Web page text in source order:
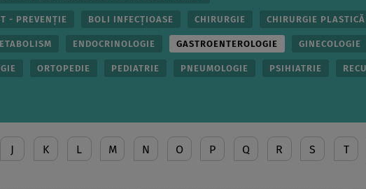
- PREVENȚIE BOLI INFECȚIOASE CHIRURGIE CHIRURGIE PLASTICĂ
ENDOCRINOLOGIE GASTROENTEROLOGIE GINECOLOGIE
ORTOPEDIE PEDIATRIE PNEUMOLOGIE PSIHIATRIE
J K L M N O P Q R S T